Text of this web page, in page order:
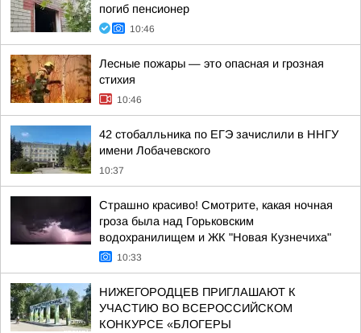
погиб пенсионер
10:46
Лесные пожары — это опасная и грозная
стихия
10:46
42 стобалльника по ЕГЭ зачислили в ННГУ
имени Лобачевского
10:37
Страшно красиво! Смотрите, какая ночная
гроза была над Горьковским
водохранилищем и ЖК "Новая Кузнечиха"
10:33
НИЖЕГОРОДЦЕВ ПРИГЛАШАЮТ К
УЧАСТИЮ ВО ВСЕРОССИЙСКОМ
КОНКУРСЕ «БЛОГЕРЫ